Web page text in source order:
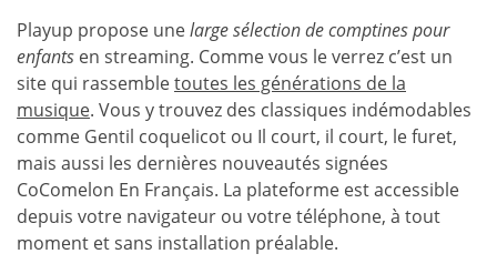
Playup propose unelarge sélection de comptines pour
enfants en streaming. Comme vous le verrez c’est un
site qui rassembletoutes les générations de la
musique. Vous y trouvez des classiques indémodables
comme Gentil coquelicot ou Il court, il court, le furet,
mais aussi les dernières nouveautés signées
CoComelon En Français. La plateforme est accessible
depuis votre navigateur ou votre téléphone, à tout
moment et sans installation préalable.